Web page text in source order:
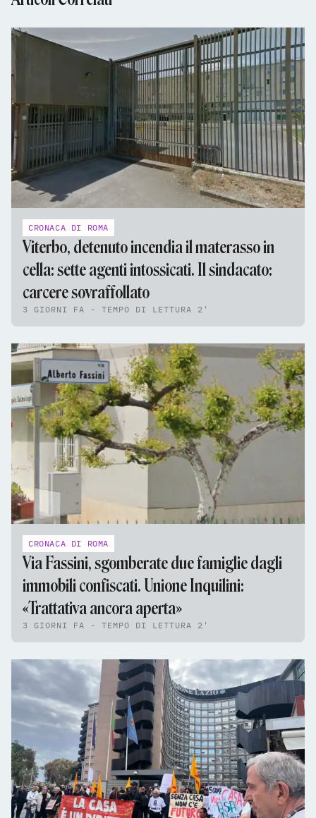
CRONACA DI ROMA
Viterbo, detenuto incendia il materasso in
cella: sette agenti intossicati. Il sindacato:
carcere sovraffollato
3 GIORNI FA - TEMPO DI LETTURA 2'
CRONACA DI ROMA
Via Fassini, sgomberate due famiglie dagli
immobili confiscati. Unione Inquilini:
«Trattativa ancora aperta»
3 GIORNI FA - TEMPO DI LETTURA 2'